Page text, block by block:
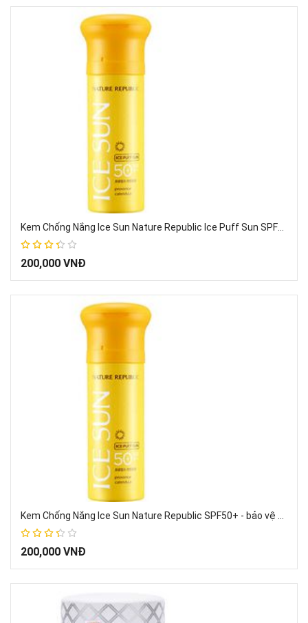
67%
200,000 VNĐ
67%
200,000 VNĐ